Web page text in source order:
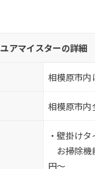
ユアマイスターの詳細
相模原市内
相模原市内
・壁掛けタ
お掃除機
円〜